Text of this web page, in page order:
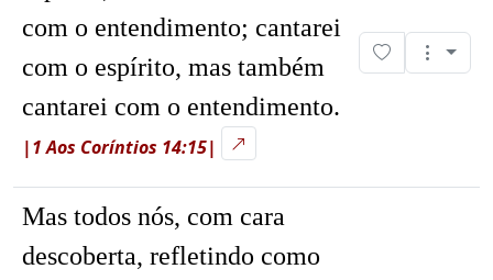
com o entendimento; cantarei
com o espírito, mas também
cantarei com o entendimento.
|1 Aos Coríntios 14:15|
Mas todos nós, com cara
descoberta, refletindo como